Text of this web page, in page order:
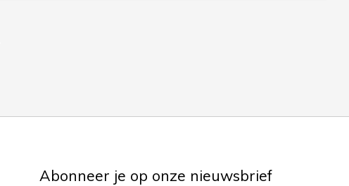
Abonneer je op onze nieuwsbrief